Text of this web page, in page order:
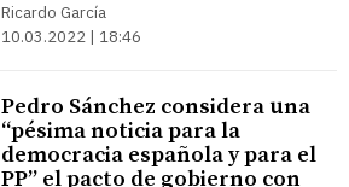
Ricardo García
10.03.2022 | 18:46
Pedro Sánchez considera una
“pésima noticia para la
democracia española y para el
PP” el pacto de gobierno con